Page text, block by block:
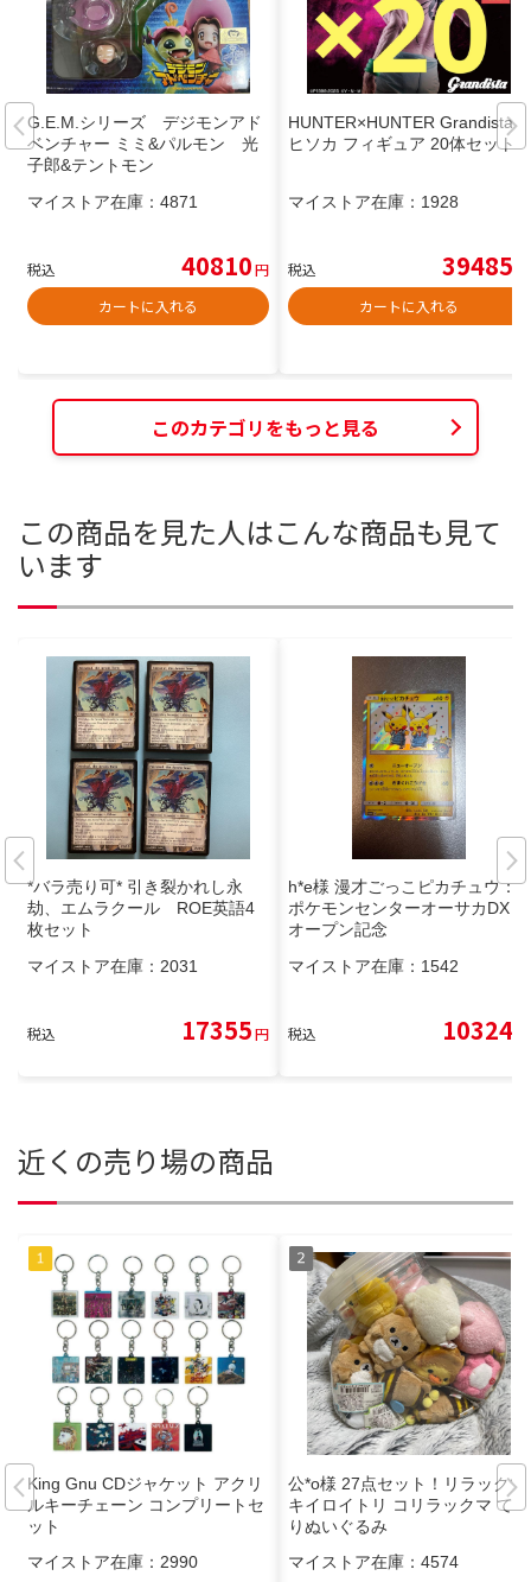
G.E.M.シリーズ デジモンアド
ベンチャー ミミ&パルモン 光
子郎&テントモン
マイストア在庫： 4871
税込 40810円
カートに入れる
HUNTER×HUNTER Grandista
ヒソカ フィギュア 20体セット
マイストア在庫： 1928
税込 39485
カートに入れる
このカテゴリをもっと見る
この商品を見た人はこんな商品も見て
います
*バラ売り可* 引き裂かれし永
劫、エムラクール ROE英語4
枚セット
マイストア在庫： 2031
税込 17355円
h*e様 漫才ごっこピカチュウ：
ポケモンセンターオーサカDX
オープン記念
マイストア在庫： 1542
税込 10324
近くの売り場の商品
King Gnu CDジャケット アクリ
ルキーチェーン コンプリートセ
ット
マイストア在庫： 2990
公*o様 27点セット！リラックマ
キイロイトリ コリラックマ ての
りぬいぐるみ
マイストア在庫： 4574